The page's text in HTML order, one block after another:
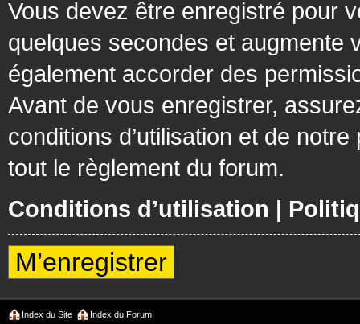
Vous devez être enregistré pour
quelques secondes et augmente
également accorder des
Avant de vous enregistrer,
conditions d’utilisation et de
tout le règlement du forum.
Conditions d’utilisation |
M’enregistrer
Index du Site Index du Forum